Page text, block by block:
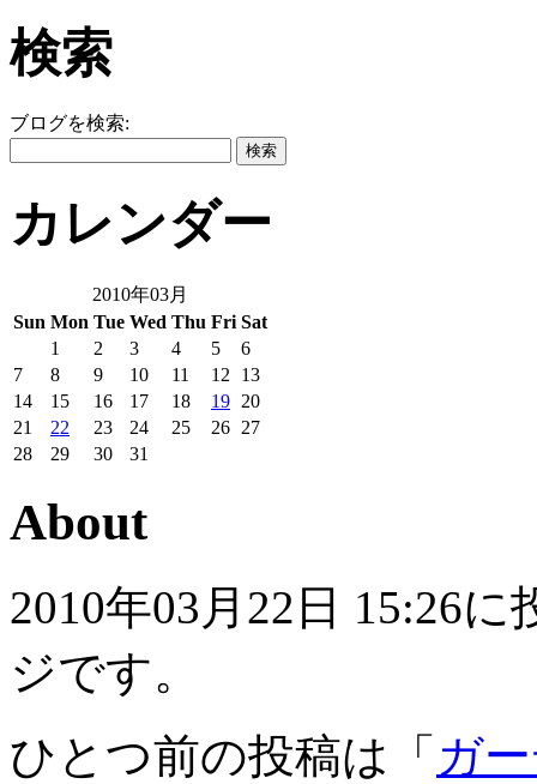
検索
ブログを検索:
カレンダー
2010年03月
Sun Mon Tue Wed Thu Fri Sat
1
2 3 4 5
6
7
8 9 10 11 12
13
14
15 16 17 18 19 20
21
22 23 24 25 26 27
28
29 30 31
About
2010年03月22日 15:26
ジです。
ひとつ前の投稿は「 ガ